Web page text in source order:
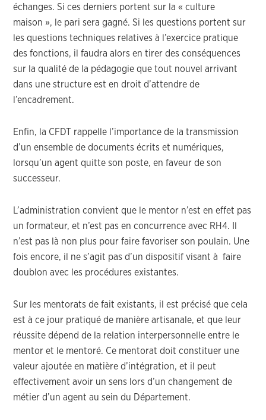
échanges. Si ces derniers portent sur la « culture
maison », le pari sera gagné. Si les questions portent sur
les questions techniques relatives à l’exercice pratique
des fonctions, il faudra alors en tirer des conséquences
sur la qualité de la pédagogie que tout nouvel arrivant
dans une structure est en droit d’attendre de
l’encadrement.
Enfin, la CFDT rappelle l’importance de la transmission
d’un ensemble de documents écrits et numériques,
lorsqu’un agent quitte son poste, en faveur de son
successeur.
L’administration convient que le mentor n’est en effet pas
un formateur, et n’est pas en concurrence avec RH4. Il
n’est pas là non plus pour faire favoriser son poulain. Une
fois encore, il ne s’agit pas d’un dispositif visant à faire
doublon avec les procédures existantes.
Sur les mentorats de fait existants, il est précisé que cela
est à ce jour pratiqué de manière artisanale, et que leur
réussite dépend de la relation interpersonnelle entre le
mentor et le mentoré. Ce mentorat doit constituer une
valeur ajoutée en matière d’intégration, et il peut
effectivement avoir un sens lors d’un changement de
métier d’un agent au sein du Département.